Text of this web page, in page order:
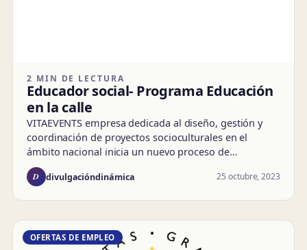
2 MIN DE LECTURA
Educador social- Programa Educación
en la calle
VITAEVENTS empresa dedicada al diseño, gestión y
coordinación de proyectos socioculturales en el
ámbito nacional inicia un nuevo proceso de…
D divulgacióndinámica 25 octubre, 2023
OFERTAS DE EMPLEO